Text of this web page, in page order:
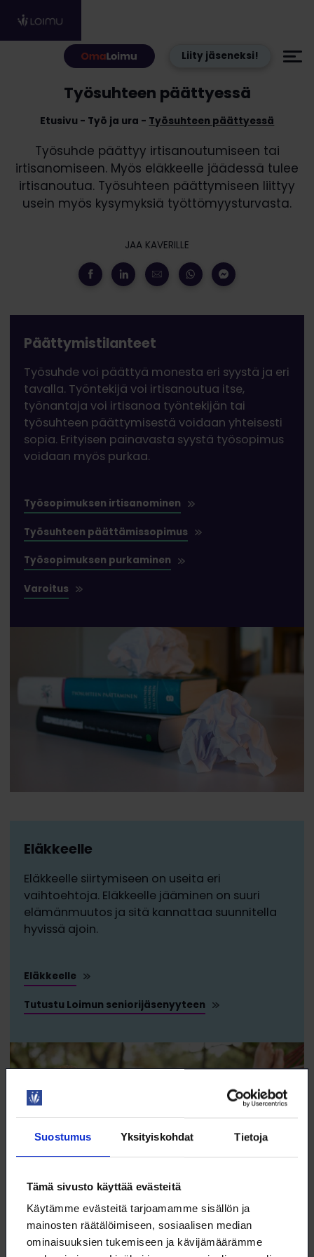
Suostumus Yksityiskohdat Tietoja
Tämä sivusto käyttää evästeitä
Käytämme evästeitä tarjoamamme sisällön ja
mainosten räätälöimiseen, sosiaalisen median
ominaisuuksien tukemiseen ja kävijämäärämme
Liity jäseneksi!
Etusivu Työ ja ura Työsuhteen päättyessä
Työsuhteen päättyessä
Työsuhde päättyy irtisanoutumiseen tai
irtisanomiseen. Myös eläkkeelle jäädessä tulee
irtisanoutua. Työsuhteen päättymiseen liittyy
usein myös kysymyksiä työttömyysturvasta.
JAA KAVERILLE
Päättymistilanteet
Työsuhde voi päättyä monesta eri syystä ja eri
tavalla. Työntekijä voi irtisanoutua itse,
työnantaja voi irtisanoa työntekijän tai
työsuhteen päättymisestä voidaan yhteisesti
sopia. Erityisen painavasta syystä työsopimus
voidaan myös purkaa.
Työsopimuksen irtisanominen
Työsuhteen päättämissopimus
Työsopimuksen purkaminen
Varoitus
Eläkkeelle
Eläkkeelle siirtymiseen on useita eri
vaihtoehtoja. Eläkkeelle jääminen on suuri
elämänmuutos ja sitä kannattaa suunnitella
hyvissä ajoin.
Eläkkeelle
Tutustu Loimun seniorijäsenyyteen